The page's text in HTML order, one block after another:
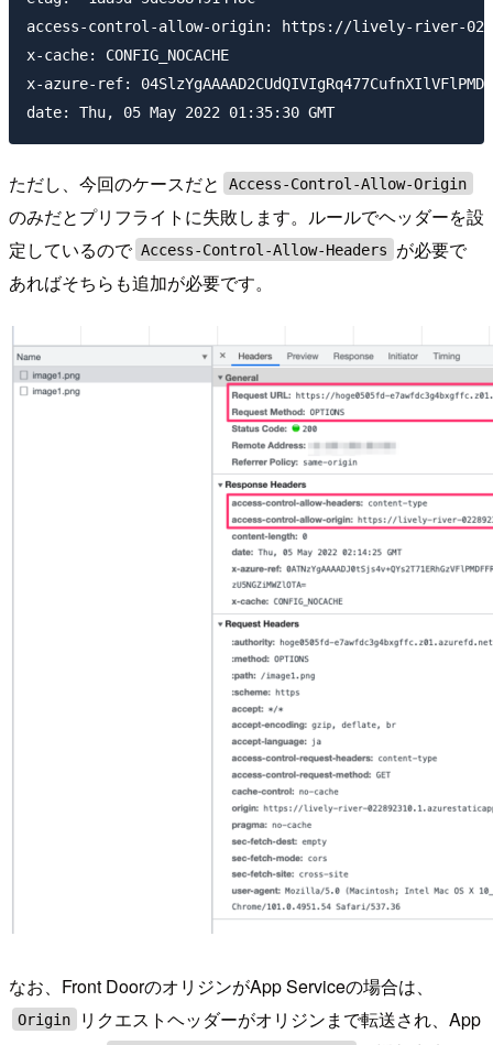
access-control-allow-origin: https://lively-river-
x-cache: CONFIG_NOCACHE
x-azure-ref:
ただし、今回のケースだと Access-Control-Allow-Origin
のみだとプリフライトに失敗します。ルールでヘッダーを設
定しているので Access-Control-Allow-Headers
が必要で
あればそちらも追加が必要です。
なお、Front DoorのオリジンがApp Serviceの場合は、
Origin
リクエストヘッダーがオリジンまで転送され、App